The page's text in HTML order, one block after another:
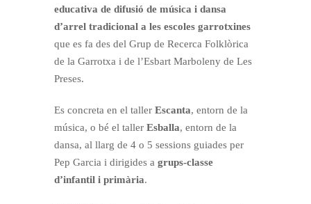
educativa de difusió de música i dansa
d’arrel tradicional a les escoles garrotxines
que es fa des del Grup de Recerca Folklòrica
de la Garrotxa i de l’Esbart Marboleny de Les
Preses.
Es concreta en el tallerEscanta, entorn de la
música, o bé el tallerEsballa, entorn de la
dansa, al llarg de 4 o 5 sessions guiades per
Pep Garcia i dirigides agrups-classe
d’infantil i primària.